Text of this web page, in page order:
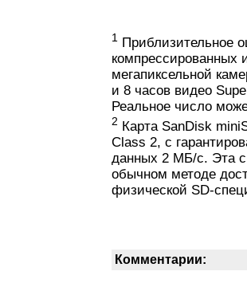
1 Приблизительное
компрессированных
мегапиксельной
и 8 часов видео
Реальное число
2 Карта SanDisk
Class 2, с
данных 2 МБ/с. Эта
обычном методе
физической SD-
Комментарии: